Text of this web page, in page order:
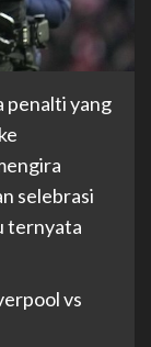
penalti yang
selebrasi
ternyata
vs